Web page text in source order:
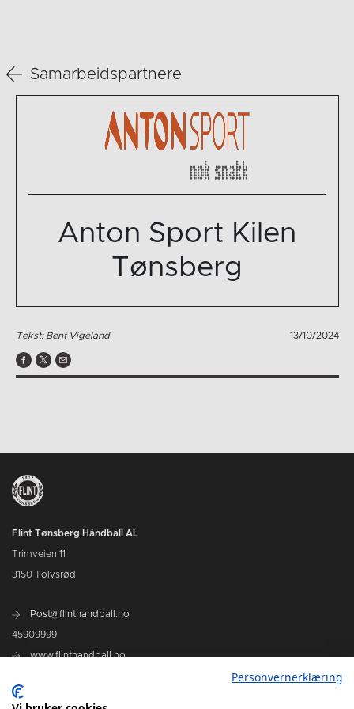
Samarbeidspartnere
Anton Sport Kilen
Tønsberg
Tekst: Bent Vigeland 13/10/2024
Flint Tønsberg Håndball AL
Trimveien 11
3150 Tolvsrød
Post@flinthandball.no
45909999
www.flinthandball.no
Personvernerklæring